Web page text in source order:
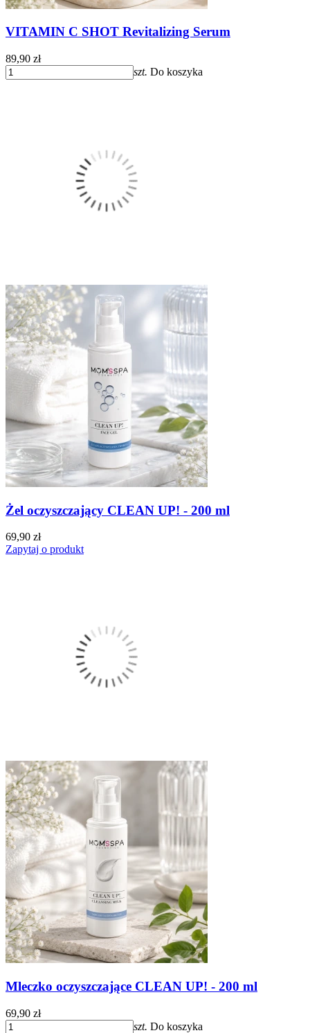
VITAMIN C SHOT Revitalizing Serum
89,90 zł
szt. Do koszyka
Żel oczyszczający CLEAN UP! - 200 ml
69,90 zł
Zapytaj o produkt
Mleczko oczyszczające CLEAN UP! - 200 ml
69,90 zł
szt. Do koszyka